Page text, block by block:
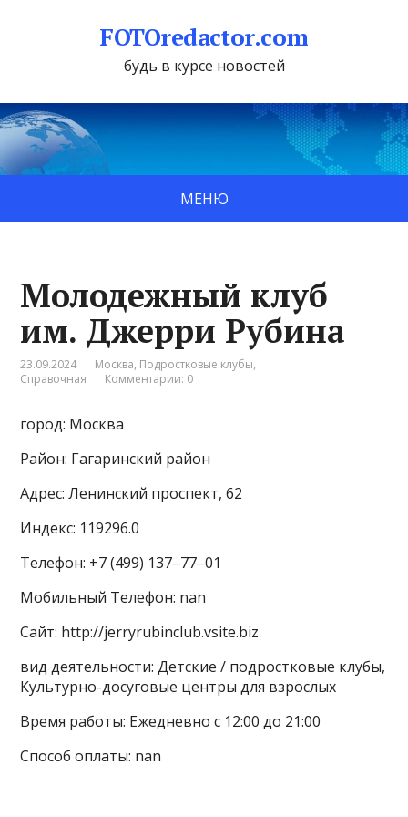
FOTOredactor.com
будь в курсе новостей
МЕНЮ
Молодежный клуб
им. Джерри Рубина
23.09.2024 Москва, Подростковые клубы,
Справочная
Комментарии: 0
город: Москва
Район: Гагаринский район
Адрес: Ленинский проспект, 62
Индекс: 119296.0
Телефон: +7 (499) 137‒77‒01
Мобильный Телефон: nan
Сайт: http://jerryrubinclub.vsite.biz
вид деятельности: Детские / подростковые клубы,
Культурно-досуговые центры для взрослых
Время работы: Ежедневно с 12:00 до 21:00
Способ оплаты: nan